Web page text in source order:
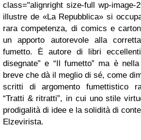
class="alignright size-full wp-image-
illustre de «La Repubblica» si
rara competenza, di comics e
un apporto autorevole alla
fumetto. È autore di libri
disegnate” e “Il fumetto” ma è
breve che dà il meglio di sé, come
scritti di argomento fumettistico
“Tratti & ritratti”, in cui uno stile
prodigalità di idee e la solidità di
Elzevirista.